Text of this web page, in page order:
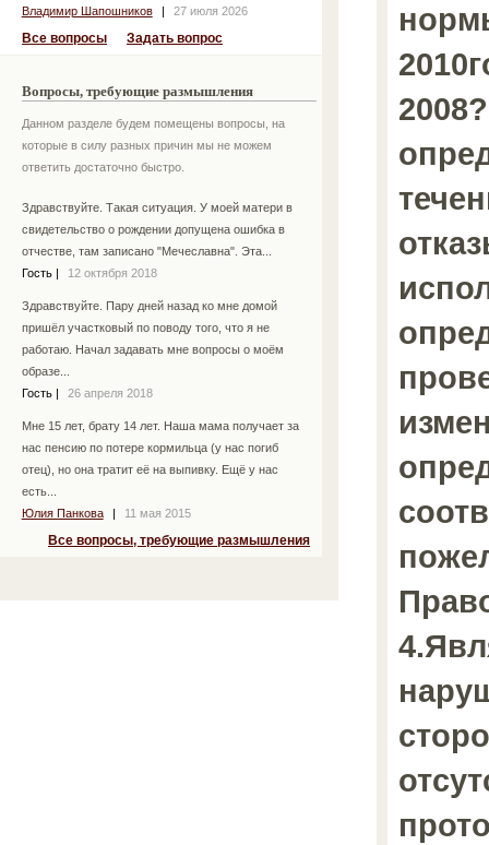
Владимир Шапошников
| 27 июля 2026
Все вопросы Задать вопрос
Вопросы, требующие размышления
Данном разделе будем помещены вопросы, на
которые в силу разных причин мы не можем
ответить достаточно быстро.
Здравствуйте. Такая ситуация. У моей матери в
свидетельство о рождении допущена ошибка в
отчестве, там записано "Мечеславна". Эта...
Гость
12 октября 2018
Здравствуйте. Пару дней назад ко мне домой
пришёл участковый по поводу того, что я не
работаю. Начал задавать мне вопросы о моём
образе...
Гость
26 апреля 2018
Мне 15 лет, брату 14 лет. Наша мама получает за
нас пенсию по потере кормильца (у нас погиб
отец), но она тратит её на выпивку. Ещё у нас
есть...
Юлия Панкова
11 мая 2015
Все вопросы, требующие размышления